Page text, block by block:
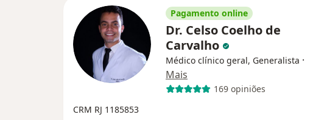
Pagamento online
Dr. Celso Coelho de
Carvalho
Médico clínico geral, Generalista ·
Mais
169 opiniões
CRM RJ 1185853